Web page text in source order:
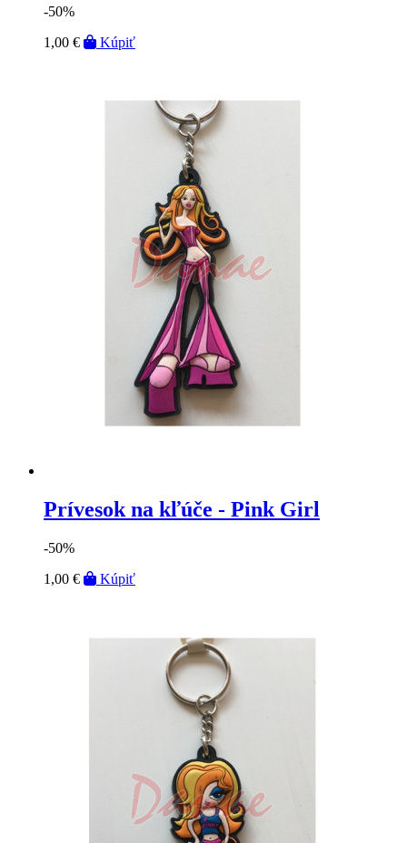
-50%
1,00 €
Kúpiť
Prívesok na kľúče - Pink Girl
-50%
1,00 €
Kúpiť